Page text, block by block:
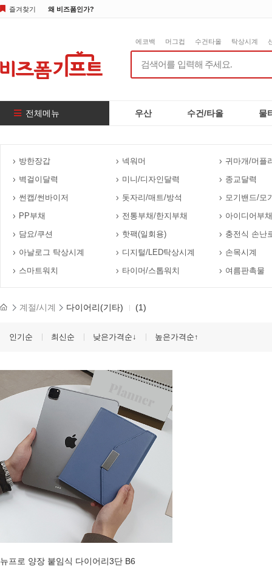
즐겨찾기 왜 비즈폼인가?
에코백 머그컵 수건타올 탁상시계
전체메뉴 우산 수건/타올 물
방한장갑 넥워머
귀마개/머플
벽걸이달력
미니/디자인달력
종교달력
썬캡/썬바이저
돗자리/매트/방석
모기밴드/모
PP부채
전통부채/한지부채
아이디어부
담요/쿠션
핫팩(일회용)
충전식 손난
아날로그 탁상시계
디지털/LED탁상시계
손목시계
스마트워치
타이머/스톱워치 여름판촉물
계절/시계 다이어리(기타) (1)
인기순 최신순 낮은가격순↓ 높은가격순↑
뉴프로 양장 붙임식 다이어리3단 B6